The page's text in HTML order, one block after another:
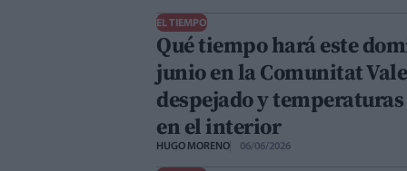
EL TIEMPO
Qué tiempo hará este
junio en la Comunitat
despejado y temperaturas
en el interior
HUGO MORENO 06/06/2026